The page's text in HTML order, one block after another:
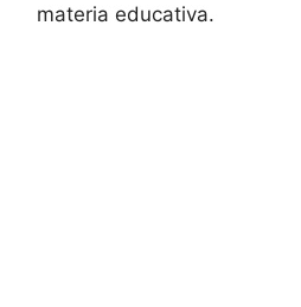
materia educativa.